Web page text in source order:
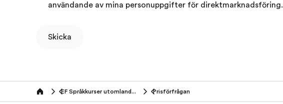
användande av mina personuppgifter för direktmarknadsföring.
Skicka
Home EF Språkkurser utomlands (50+ år) Prisförfrågan